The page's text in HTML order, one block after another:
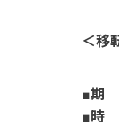
＜移
■期
■時